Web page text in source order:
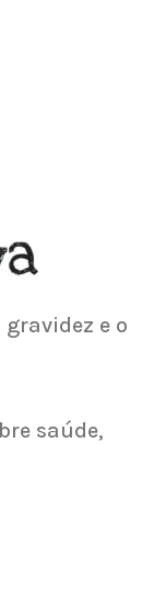
e
Gravidez
Mais e o
saúde,